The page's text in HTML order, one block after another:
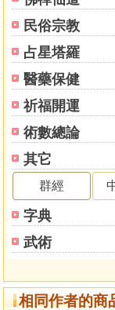
民俗宗教
占星塔羅
醫藥保健
祈福開運
術數總論
其它
群經
字典
武術
相同作者的商